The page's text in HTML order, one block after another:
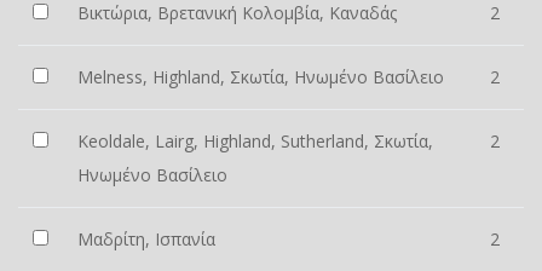
Βικτώρια, Βρετανική Κολομβία, Καναδάς 2
Melness, Highland, Σκωτία, Ηνωμένο Βασίλειο 2
Keoldale, Lairg, Highland, Sutherland, Σκωτία,
Ηνωμένο Βασίλειο
2
Μαδρίτη, Ισπανία 2